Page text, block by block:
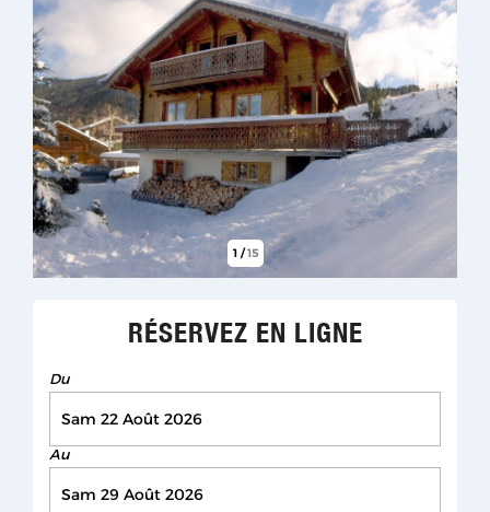
1/15
RÉSERVEZ EN LIGNE
Du
Au